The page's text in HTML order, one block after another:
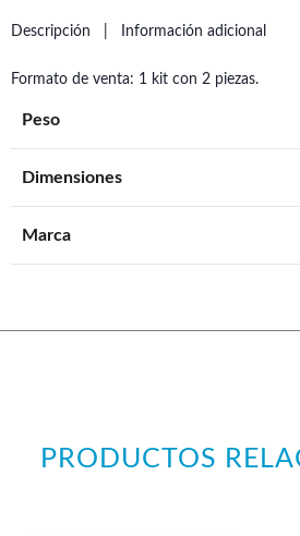
Descripción Información adicional
Formato de venta: 1 kit con 2 piezas.
Peso
Dimensiones
Marca
PRODUCTOS